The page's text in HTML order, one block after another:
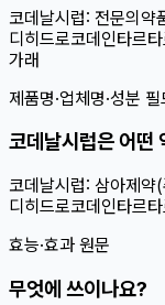
코데날시럽: 전문의약
디히드로코데인타르
가래
제품명·업체명·성분 필
코데날시럽은 어떤
코데날시럽: 삼아제약
디히드로코데인타르
효능·효과 원문
무엇에 쓰이나요?